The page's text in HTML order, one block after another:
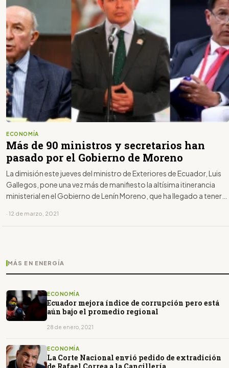
ECONOMÍA
Más de 90 ministros y secretarios han
pasado por el Gobierno de Moreno
La dimisión este jueves del ministro de Exteriores de Ecuador, Luis
Gallegos, pone una vez más de manifiesto la altísima itinerancia
ministerial en el Gobierno de Lenín Moreno, que ha llegado a tener
· 12 de marzo, 2021
MÁS EN ENERGÍA
ECONOMÍA
Ecuador mejora índice de corrupción pero está
aún bajo el promedio regional
28 de enero, 2021
ECONOMÍA
La Corte Nacional envió pedido de extradición